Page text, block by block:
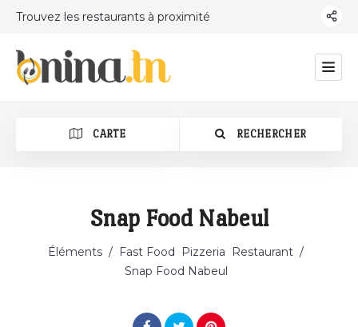
Trouvez les restaurants à proximité
CARTE RECHERCHER
Catégorie
Snap Food Nabeul
Éléments / Fast Food Pizzeria Restaurant /
Snap Food Nabeul